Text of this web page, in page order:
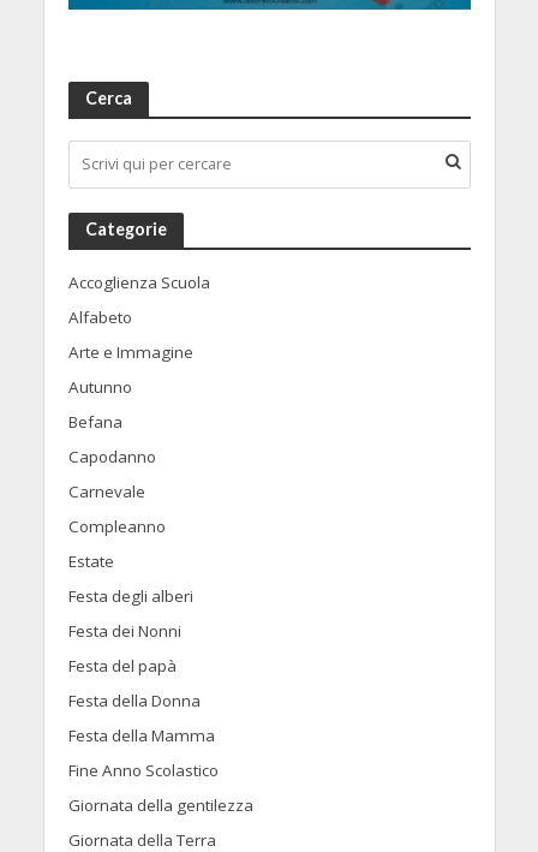
Cerca
Categorie
Accoglienza Scuola
Alfabeto
Arte e Immagine
Autunno
Befana
Capodanno
Carnevale
Compleanno
Estate
Festa degli alberi
Festa dei Nonni
Festa del papà
Festa della Donna
Festa della Mamma
Fine Anno Scolastico
Giornata della gentilezza
Giornata della Terra